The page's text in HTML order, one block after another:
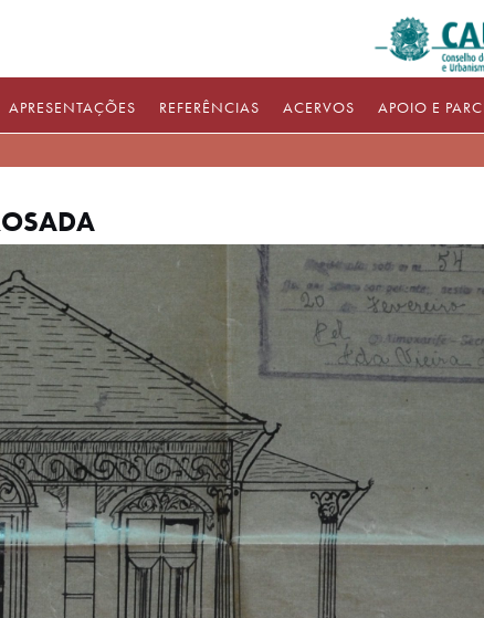
APRESENTAÇÕES REFERÊNCIAS ACERVOS APOIO E